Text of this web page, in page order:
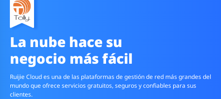
La nube hace su
negocio más fácil
Ruijie Cloud es una de las plataformas de gestión de red más grandes del
mundo que ofrece servicios gratuitos, seguros y confiables para sus
clientes.